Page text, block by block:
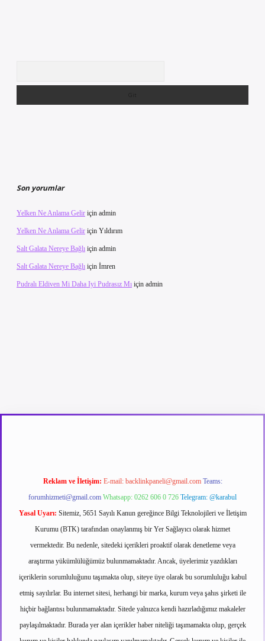
Son yorumlar
Yelken Ne Anlama Gelir için admin
Yelken Ne Anlama Gelir için Yıldırım
Salt Galata Nereye Bağlı için admin
Salt Galata Nereye Bağlı için İmren
Pudralı Eldiven Mi Daha Iyi Pudrasız Mı için admin
güncel girişbetexpergir.net
Reklam ve İletişim: E-mail: backlinkpaneli@gmail.com Teams:
forumhizmeti@gmail.com Whatsapp: 0262 606 0 726 Telegram: @karabul
Yasal Uyarı: Sitemiz, 5651 Sayılı Kanun gereğince Bilgi Teknolojileri ve İletişim
Kurumu (BTK) tarafından onaylanmış bir Yer Sağlayıcı olarak hizmet
vermektedir. Bu nedenle, sitedeki içerikleri proaktif olarak denetleme veya
araştırma yükümlülüğümüz bulunmamaktadır. Ancak, üyelerimiz yazdıkları
içeriklerin sorumluluğunu taşımakta olup, siteye üye olarak bu sorumluluğu kabul
etmiş sayılırlar. Bu internet sitesi, herhangi bir marka, kurum veya şahıs şirketi ile
hiçbir bağlantısı bulunmamaktadır. Sitede yalnızca kendi hazırladığımız makaleler
paylaşılmaktadır. Burada yer alan içerikler haber niteliği taşımamakta olup, gerçek